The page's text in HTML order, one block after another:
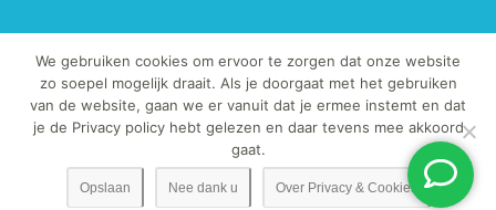
© Copyright 2013-2019 - TegelExpert.nl | Het kopiëren van onze foto's
en / of teksten is strafbaar.
We gebruiken cookies om ervoor te zorgen dat onze website
zo soepel mogelijk draait. Als je doorgaat met het gebruiken
van de website, gaan we er vanuit dat je ermee instemt en dat
je de Privacy policy hebt gelezen en daar tevens mee akkoord
gaat.
Opslaan Nee dank u Over Privacy & Cookies